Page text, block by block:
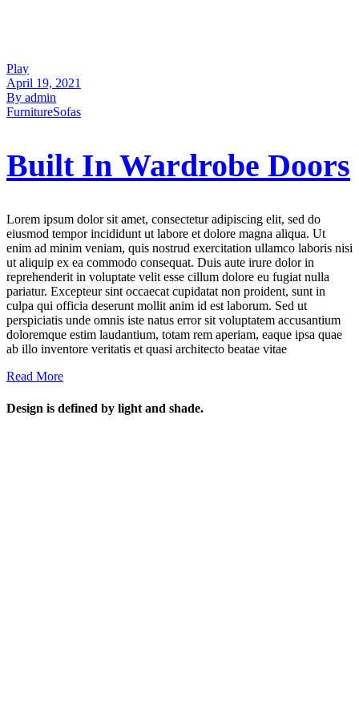
Play
April 19, 2021
By admin
FurnitureSofas
Built In Wardrobe Doors
Lorem ipsum dolor sit amet, consectetur adipiscing elit, sed do
eiusmod tempor incididunt ut labore et dolore magna aliqua. Ut
enim ad minim veniam, quis nostrud exercitation ullamco laboris nisi
ut aliquip ex ea commodo consequat. Duis aute irure dolor in
reprehenderit in voluptate velit esse cillum dolore eu fugiat nulla
pariatur. Excepteur sint occaecat cupidatat non proident, sunt in
culpa qui officia deserunt mollit anim id est laborum. Sed ut
perspiciatis unde omnis iste natus error sit voluptatem accusantium
doloremque estim laudantium, totam rem aperiam, eaque ipsa quae
ab illo inventore veritatis et quasi architecto beatae vitae
Read More
Design is defined by light and shade.